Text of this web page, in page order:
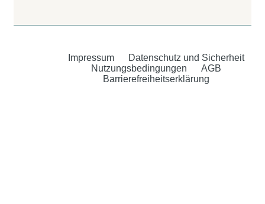
Impressum
Datenschutz und Sicherheit
Nutzungsbedingungen
AGB
Barrierefreiheitserklärung